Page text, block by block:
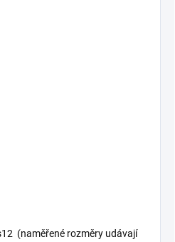
(naměřené rozměry udávají